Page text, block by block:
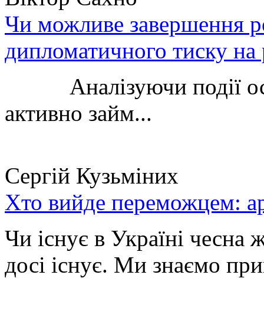
Чи можливе завершення
дипломатичного тиску
Аналізуючи події
активно займ...
Сергій Кузьміних
Хто вийде переможцем:
Чи існує в Україні чесна
досі існує. Ми знаємо